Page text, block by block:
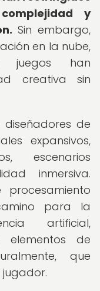
y
Sin embargo,
en la nube,
juegos han
creativa sin
de
expansivos,
escenarios
inmersiva.
para la
artificial,
elementos de
que
jugador.